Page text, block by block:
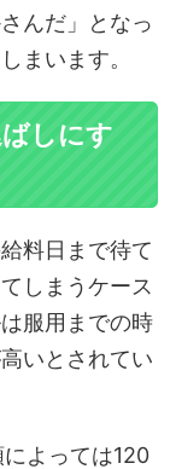
んだ」となっ
まいます。
しにす
料日まで待て
しまうケース
服用までの時
いとされてい
よっては120